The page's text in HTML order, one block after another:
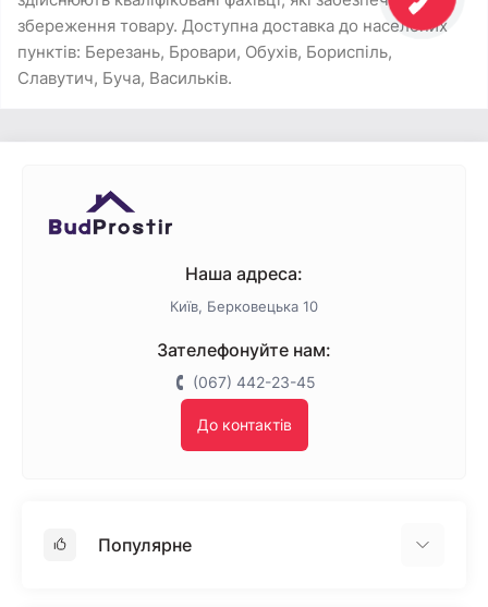
збереження товару. Доступна доставка до населених
пунктів: Березань, Бровари, Обухів, Бориспіль,
Славутич, Буча, Васильків.
Наша адреса:
Київ, Берковецька 10
Зателефонуйте нам:
(067) 442-23-45
До контактів
Популярне